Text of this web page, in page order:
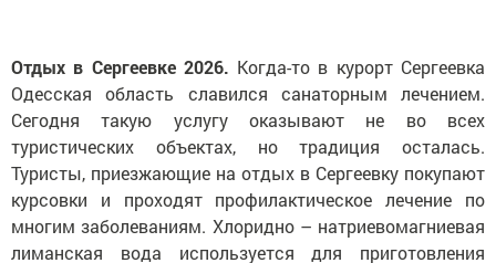
Отдых в Сергеевке 2026. Когда-то в курорт Сергеевка
Одесская область славился санаторным лечением.
Сегодня такую услугу оказывают не во всех
туристических объектах, но традиция осталась.
Туристы, приезжающие на отдых в Сергеевку покупают
курсовки и проходят профилактическое лечение по
многим заболеваниям. Хлоридно – натриевомагниевая
лиманская вода используется для приготовления